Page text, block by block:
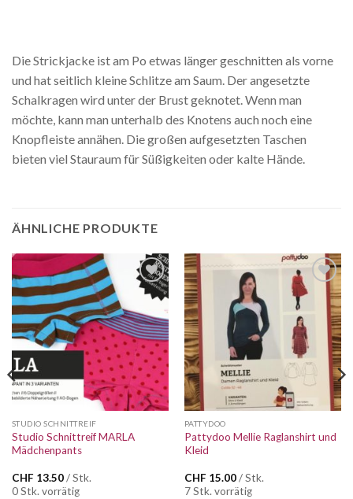
Die Strickjacke ist am Po etwas länger geschnitten als vorne
und hat seitlich kleine Schlitze am Saum. Der angesetzte
Schalkragen wird unter der Brust geknotet. Wenn man
möchte, kann man unterhalb des Knotens auch noch eine
Knopfleiste annähen. Die großen aufgesetzten Taschen
bieten viel Stauraum für Süßigkeiten oder kalte Hände.
ÄHNLICHE PRODUKTE
Auf die
Wunschliste
STUDIO SCHNITTREIF
Studio Schnittreif MARLA
Mädchenpants
CHF 13.50/ Stk.
0 Stk. vorrätig
Auf die
Wunschliste
PATTYDOO
Pattydoo Mellie Raglanshirt und
Kleid
CHF 15.00/ Stk.
7 Stk. vorrätig